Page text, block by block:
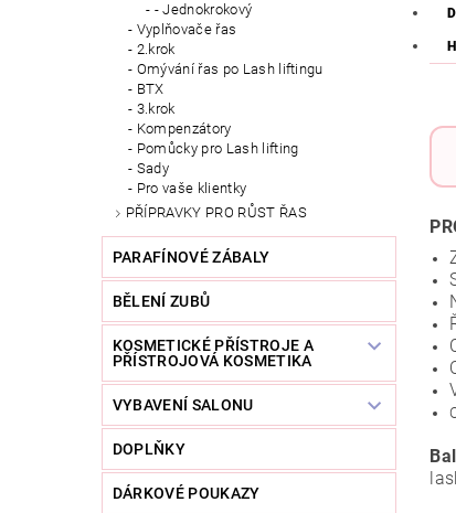
- Jednokrokový
Vyplňovače řas
2.krok
Omývání řas po Lash liftingu
BTX
3.krok
Kompenzátory
Pomůcky pro Lash lifting
Sady
Pro vaše klientky
PŘÍPRAVKY PRO RŮST ŘAS
PARAFÍNOVÉ ZÁBALY
BĚLENÍ ZUBŮ
KOSMETICKÉ PŘÍSTROJE A
PŘÍSTROJOVÁ KOSMETIKA
VYBAVENÍ SALONU
DOPLŇKY
DÁRKOVÉ POUKAZY